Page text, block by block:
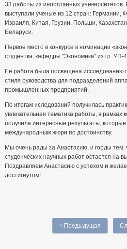
33 работы из иностранных университетов.
выступали ученые из 12 стран: Германии,
Израиля, Китая, Грузии, Польши,
Беларуси.
Первое место в конкурсе в номинации
студентка кафедры "Экономика" из гр. УП-
Ее работа была посвящена исследованию
стиля руководства для подразделений
промышленных предприятий.
По итогам иследований получилась
увлекательная тематика работы, в рамках
получила интересные результаты,
международным жюри по достоинству.
Мы очень рады за Анастасию, и горды тем,
студенческих научных работ остается на
Поздравляем Анастасию с успехом и
достигнутом!
< Предыдущая